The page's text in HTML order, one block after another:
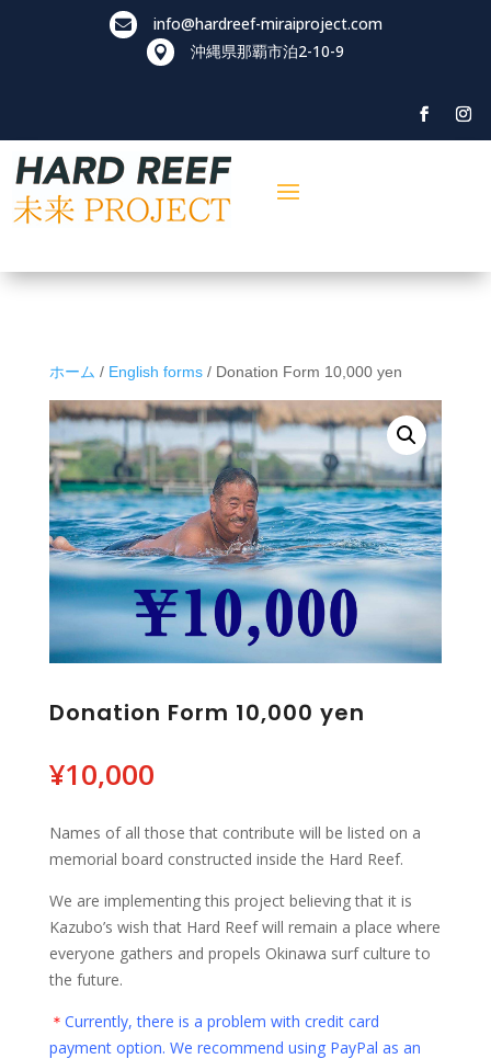
 info@hardreef-miraiproject.com
 沖縄県那覇市泊2-10-9
ホーム / English forms/ Donation Form 10,000 yen
Donation Form 10,000 yen
¥10,000
Names of all those that contribute will be listed on a
memorial board constructed inside the Hard Reef.
We are implementing this project believing that it is
Kazubo’s wish that Hard Reef will remain a place where
everyone gathers and propels Okinawa surf culture to
the future.
＊ Currently, there is a problem with credit card
payment option. We recommend using PayPal as an